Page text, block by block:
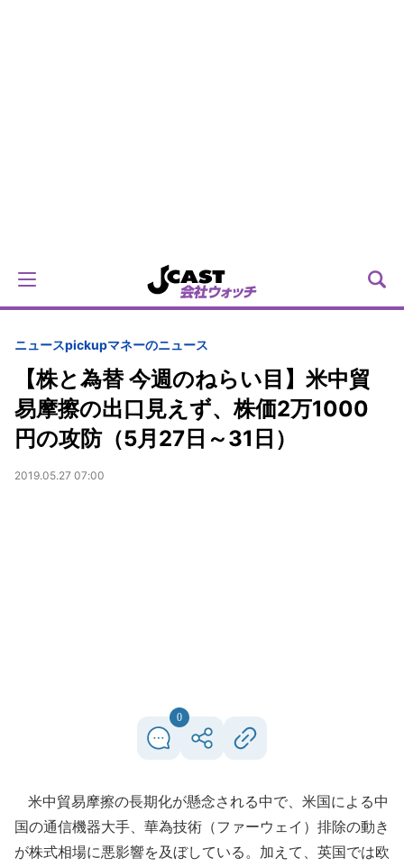
ニュースpickupマネーのニュース
【株と為替 今週のねらい目】米中貿
易摩擦の出口見えず、株価2万1000
円の攻防（5月27日～31日）
2019.05.27 07:00
0
米中貿易摩擦の長期化が懸念される中で、米国による中
国の通信機器大手、華為技術（ファーウェイ）排除の動き
が株式相場に悪影響を及ぼしている。加えて、英国では欧